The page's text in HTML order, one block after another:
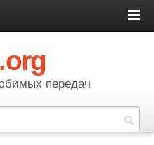
передач